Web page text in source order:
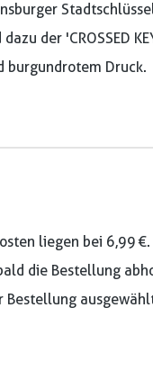
der 'CROSSED
burgundrotem Druck.
liegen bei 6,99
die Bestellung
Bestellung